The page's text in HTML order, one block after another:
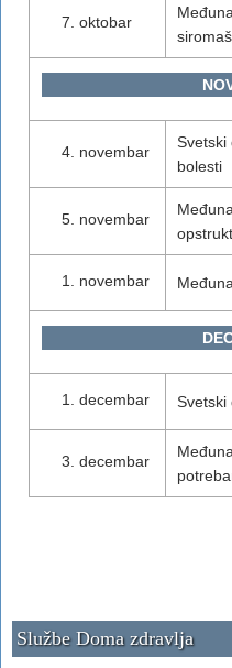
oktobar
novembar
Svetski
bolesti
novembar
novembar
decembar Svetski
decembar
Službe Doma zdravlja